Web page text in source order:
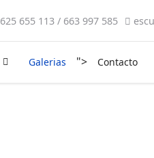
625 655 113 / 663 997 585
Galerias "> Contacto